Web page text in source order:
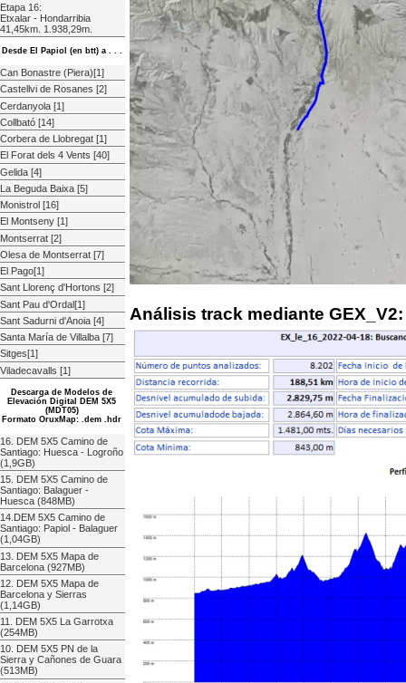
Etapa 16:
Etxalar - Hondarribia
41,45km. 1.938,29m.
Desde El Papiol (en btt) a . . .
Can Bonastre (Piera)[1]
Castellvi de Rosanes [2]
Cerdanyola [1]
Collbató [14]
Corbera de Llobregat [1]
El Forat dels 4 Vents [40]
Gelida [4]
La Beguda Baixa [5]
Monistrol [16]
El Montseny [1]
Montserrat [2]
Olesa de Montserrat [7]
El Pago[1]
Sant Llorenç d'Hortons [2]
Sant Pau d'Ordal[1]
Sant Sadurni d'Anoia [4]
Santa María de Villalba [7]
Sitges[1]
Viladecavalls [1]
Descarga de Modelos de
Elevación Digital DEM 5X5
(MDT05)
Formato OruxMap: .dem .hdr
16. DEM 5X5 Camino de
Santiago: Huesca - Logroño
(1,9GB)
15. DEM 5X5 Camino de
Santiago: Balaguer -
Huesca (848MB)
14.DEM 5X5 Camino de
Santiago: Papiol - Balaguer
(1,04GB)
13. DEM 5X5 Mapa de
Barcelona (927MB)
12. DEM 5X5 Mapa de
Barcelona y Sierras
(1,14GB)
11. DEM 5X5 La Garrotxa
(254MB)
10. DEM 5X5 PN de la
Sierra y Cañones de Guara
(513MB)
Análisis track mediante GEX_V2: